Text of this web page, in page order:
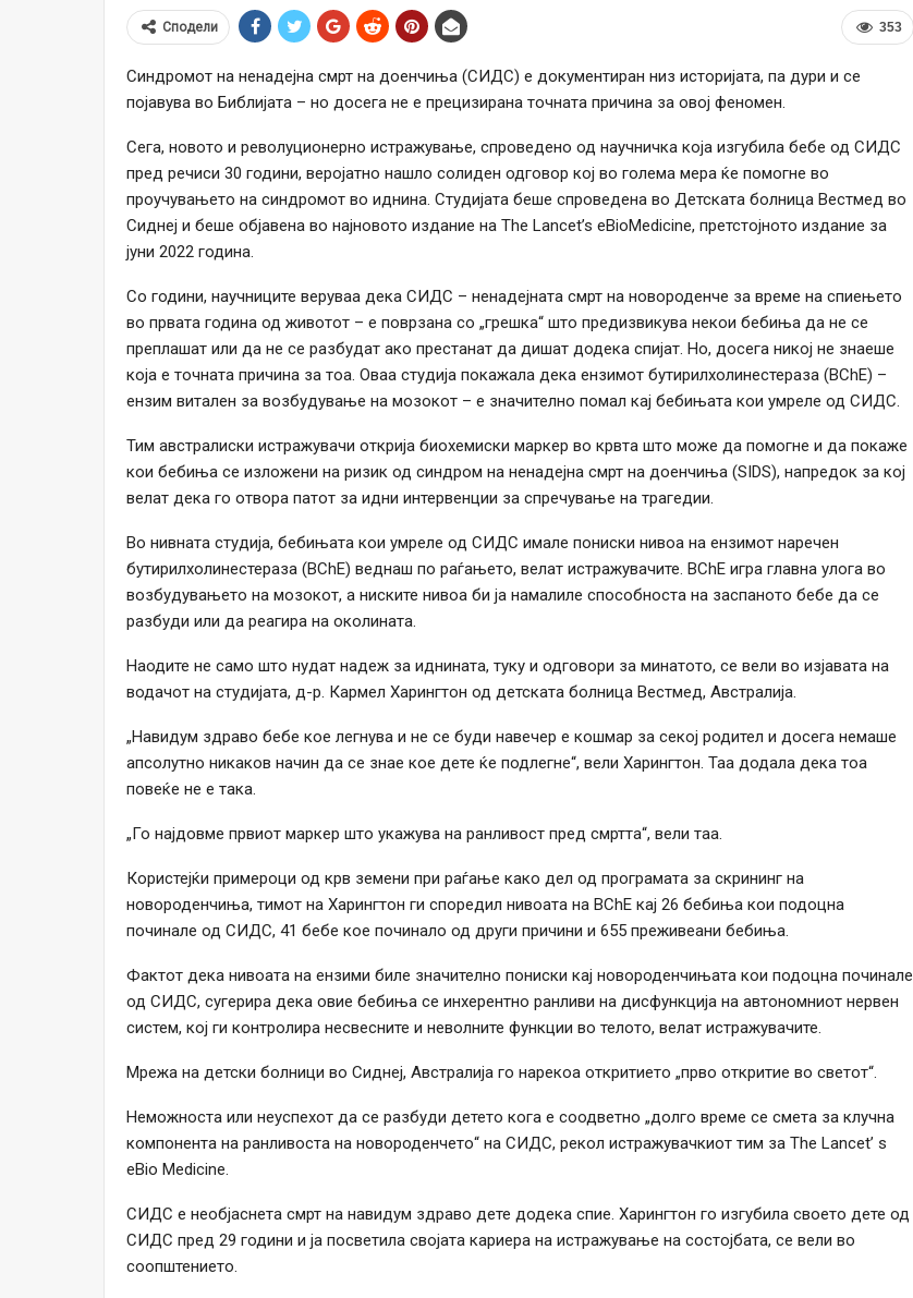
353
Сподели
Синдромот на ненадејна смрт на доенчиња (СИДС) е документиран низ историјата, па дури и се
појавува во Библијата – но досега не е прецизирана точната причина за овој феномен.
Сега, новото и револуционерно истражување, спроведено од научничка која изгубила бебе од СИДС
пред речиси 30 години, веројатно нашло солиден одговор кој во голема мера ќе помогне во
проучувањето на синдромот во иднина. Студијата беше спроведена во Детската болница Вестмед во
Сиднеј и беше објавена во најновото издание на The Lancet’s eBioMedicine, претстојното издание за
јуни 2022 година.
Со години, научниците веруваа дека СИДС – ненадејната смрт на новороденче за време на спиењето
во првата година од животот – е поврзана со „грешка“ што предизвикува некои бебиња да не се
преплашат или да не се разбудат ако престанат да дишат додека спијат. Но, досега никој не знаеше
која е точната причина за тоа. Оваа студија покажала дека ензимот бутирилхолинестераза (BChE) –
ензим витален за возбудување на мозокот – е значително помал кај бебињата кои умреле од СИДС.
Тим австралиски истражувачи открија биохемиски маркер во крвта што може да помогне и да покаже
кои бебиња се изложени на ризик од синдром на ненадејна смрт на доенчиња (SIDS), напредок за кој
велат дека го отвора патот за идни интервенции за спречување на трагедии.
Во нивната студија, бебињата кои умреле од СИДС имале пониски нивоа на ензимот наречен
бутирилхолинестераза (BChE) веднаш по раѓањето, велат истражувачите. BChE игра главна улога во
возбудувањето на мозокот, а ниските нивоа би ја намалиле способноста на заспаното бебе да се
разбуди или да реагира на околината.
Наодите не само што нудат надеж за иднината, туку и одговори за минатото, се вели во изјавата на
водачот на студијата, д-р. Кармел Харингтон од детската болница Вестмед, Австралија.
„Навидум здраво бебе кое легнува и не се буди навечер е кошмар за секој родител и досега немаше
апсолутно никаков начин да се знае кое дете ќе подлегне“, вели Харингтон. Таа додала дека тоа
повеќе не е така.
„Го најдовме првиот маркер што укажува на ранливост пред смртта“, вели таа.
Користејќи примероци од крв земени при раѓање како дел од програмата за скрининг на
новороденчиња, тимот на Харингтон ги споредил нивоата на BChE кај 26 бебиња кои подоцна
починале од СИДС, 41 бебе кое починало од други причини и 655 преживеани бебиња.
Фактот дека нивоата на ензими биле значително пониски кај новороденчињата кои подоцна починале
од СИДС, сугерира дека овие бебиња се инхерентно ранливи на дисфункција на автономниот нервен
систем, кој ги контролира несвесните и неволните функции во телото, велат истражувачите.
Мрежа на детски болници во Сиднеј, Австралија го нарекоа откритието „прво откритие во светот“.
Неможноста или неуспехот да се разбуди детето кога е соодветно „долго време се смета за клучна
компонента на ранливоста на новороденчето“ на СИДС, рекол истражувачкиот тим за The Lancet’ s
eBio Medicine.
СИДС е необјаснета смрт на навидум здраво дете додека спие. Харингтон го изгубила своето дете од
СИДС пред 29 години и ја посветила својата кариера на истражување на состојбата, се вели во
соопштението.